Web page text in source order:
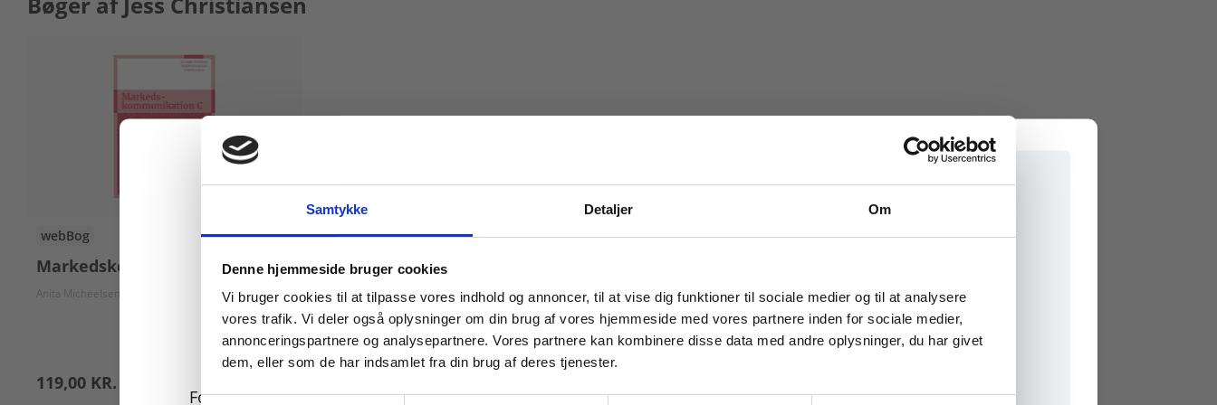
Samtykke Detaljer Om
Denne hjemmeside bruger cookies
Vi bruger cookies til at tilpasse vores indhold og annoncer, til at vise dig funktioner til sociale medier og til at analysere
vores trafik. Vi deler også oplysninger om din brug af vores hjemmeside med vores partnere inden for sociale medier,
annonceringspartnere og analysepartnere. Vores partnere kan kombinere disse data med andre oplysninger, du har givet
dem, eller som de har indsamlet fra din brug af deres tjenester.
webBog
Markedskommunikation C
Anita Micheelsen Jess Christiansen
119,00 KR.
Køb læremidler og find masterclasses mm.
For privatkunder og
For institutioner og
Tilgå dine onlinematerialer